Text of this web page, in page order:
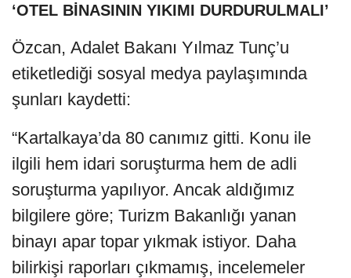
‘OTEL BİNASININ YIKIMI DURDURULMALI’
Özcan, Adalet Bakanı Yılmaz Tunç’u
etiketlediği sosyal medya paylaşımında
şunları kaydetti:
“Kartalkaya’da 80 canımız gitti. Konu ile
ilgili hem idari soruşturma hem de adli
soruşturma yapılıyor. Ancak aldığımız
bilgilere göre; Turizm Bakanlığı yanan
binayı apar topar yıkmak istiyor. Daha
bilirkişi raporları çıkmamış, incelemeler